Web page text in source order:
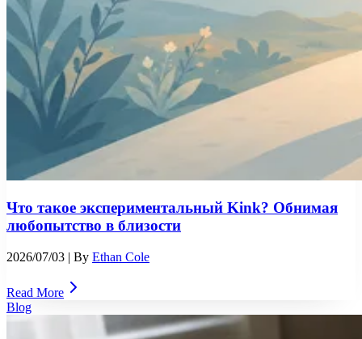
Что такое экспериментальный Kink? Обнимая
любопытство в близости
2026/07/03 | By Ethan Cole
Read More
Blog